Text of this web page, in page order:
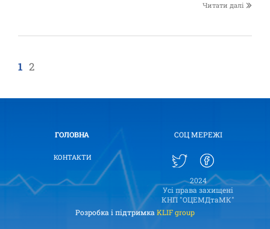
Читати далі
1 2
ГОЛОВНА
КОНТАКТИ
СОЦ МЕРЕЖІ
2024
Усі права захищені
КНП "ОЦЕМДтаМК"
Розробка і підтримка KLIF group